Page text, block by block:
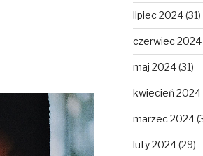
lipiec 2024(31)
czerwiec 2024
maj 2024(31)
kwiecień 2024
marzec 2024
luty 2024(29)